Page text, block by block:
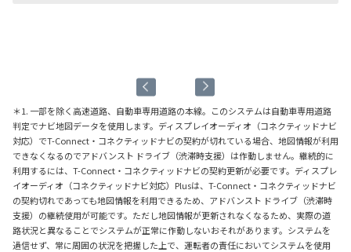
＊1. 一部を除く高速道路、自動車専用道路の本線。このシステムは自動車専用道路
判定でナビ地図データを使用します。ディスプレイオーディオ（コネクティッドナビ
対応）でT-Connect・コネクティッドナビの契約が切れている場合、地図情報が利用
できなくなるのでアドバンスト ドライブ（渋滞時支援）は作動しません。継続的に
利用するには、T-Connect・コネクティッドナビの契約更新が必要です。ディスプレ
イオーディオ（コネクティッドナビ対応）Plusは、T-Connect・コネクティッドナビ
の契約切れであっても地図情報を利用できるため、アドバンスト ドライブ（渋滞時
支援）の継続使用が可能です。ただし地図情報が更新されなくなるため、実際の道
路状況と異なることでシステムが正常に作動しないおそれがあります。システムを
過信せず、常に周囲の状況を把握した上で、運転者の責任においてシステムを使用